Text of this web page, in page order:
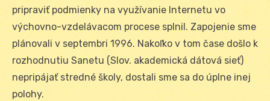
pripraviť podmienky na využívanie Internetu vo
výchovno-vzdelávacom procese splnil. Zapojenie sme
plánovali v septembri 1996. Nakoľko v tom čase došlo k
rozhodnutiu Sanetu (Slov. akademická dátová sieť)
nepripájať stredné školy, dostali sme sa do úplne inej
polohy.